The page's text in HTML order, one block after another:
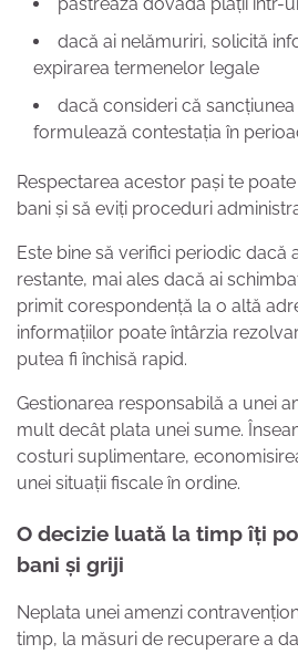
dacă ai nelămuriri, solicită
expirarea termenelor legale
dacă consideri că
formulează contestația în
Respectarea acestor pași te
bani și să eviți proceduri
Este bine să verifici periodic dacă
restante, mai ales dacă ai
primit corespondență la o altă
informațiilor poate întârzia
putea fi închisă rapid.
Gestionarea responsabilă a unei
mult decât plata unei sume.
costuri suplimentare,
unei situații fiscale în ordine.
O decizie luată la timp îți
bani și griji
Neplata unei amenzi
timp, la măsuri de recuperare a